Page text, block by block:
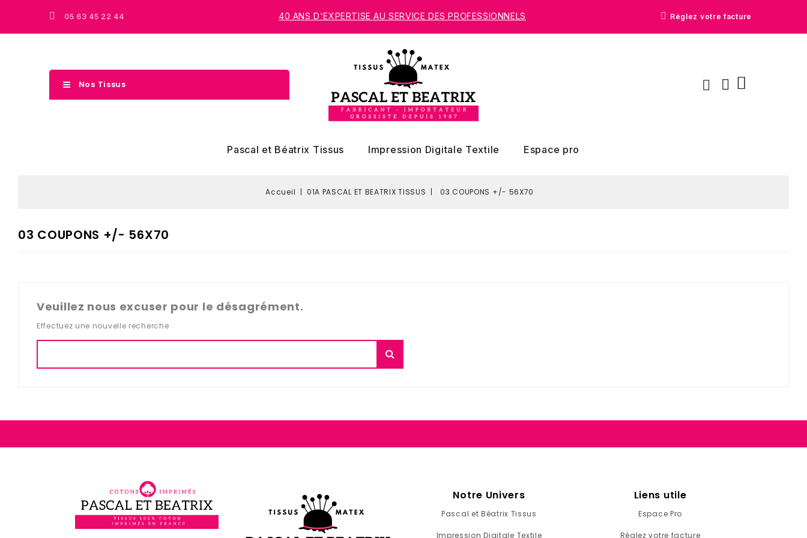
05 63 45 22 44 40 ANS D'EXPERTISE AU SERVICE DES PROFESSIONNELS Réglez votre facture
Nos Tissus
Pascal et Béatrix Tissus Impression Digitale Textile Espace pro
Accueil 01A PASCAL ET BEATRIX TISSUS 03 COUPONS +/- 56X70
03 COUPONS +/- 56X70
Veuillez nous excuser pour le désagrément.
Effectuez une nouvelle recherche
Notre Univers
Pascal et Béatrix Tissus
Impression Digitale Textile
Liens utile
Espace Pro
Réglez votre facture